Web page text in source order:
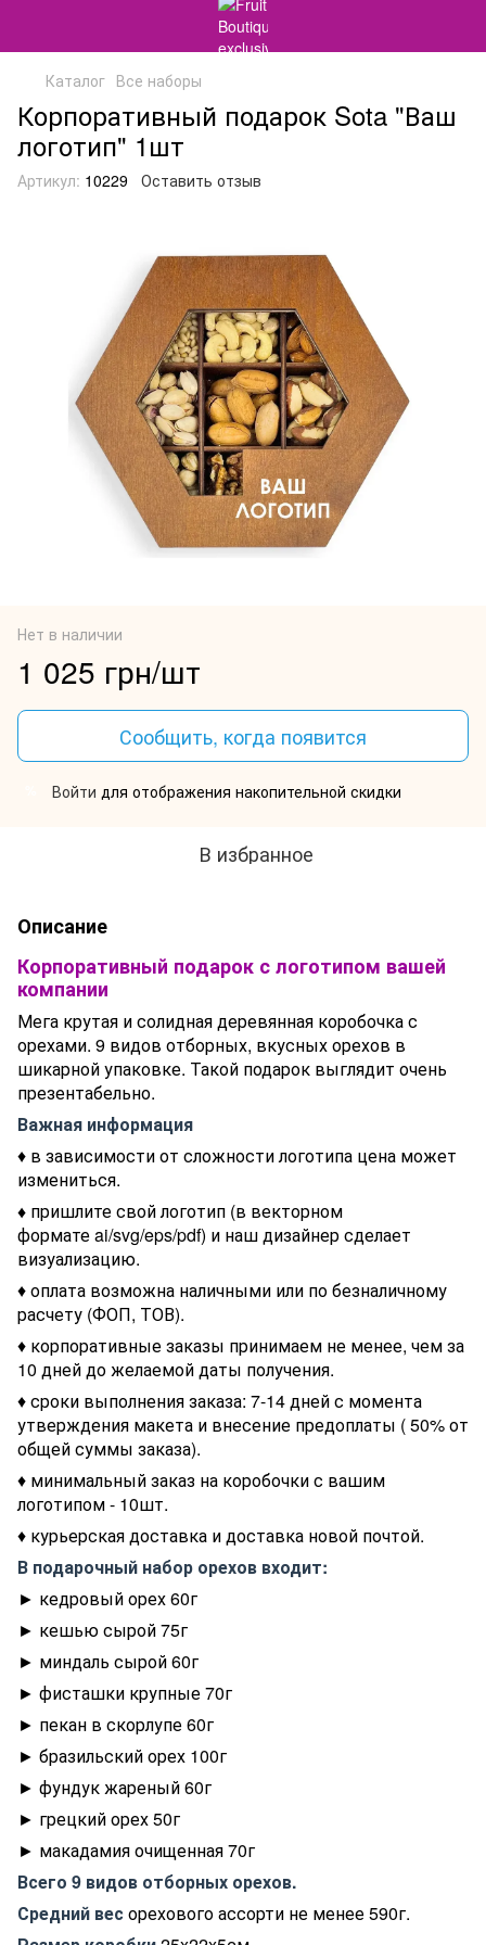
Каталог Все наборы
Корпоративный подарок Sota "Ваш
логотип" 1шт
Артикул: 10229 Оставить отзыв
Нет в наличии
1 025 грн/шт
Сообщить, когда появится
Войти для отображения накопительной скидки
В избранное
Описание
Корпоративный подарок с логотипом вашей
компании
Мега крутая и солидная деревянная коробочка с
орехами. 9 видов отборных, вкусных орехов в
шикарной упаковке. Такой подарок выглядит очень
презентабельно.
Важная информация
♦ в зависимости от сложности логотипа цена может
измениться.
♦ пришлите свой логотип (в векторном
формате ai/svg/eps/pdf) и наш дизайнер сделает
визуализацию.
♦ оплата возможна наличными или по безналичному
расчету (ФОП, ТОВ).
♦ корпоративные заказы принимаем не менее, чем за
10 дней до желаемой даты получения.
♦ сроки выполнения заказа: 7-14 дней с момента
утверждения макета и внесение предоплаты ( 50% от
общей суммы заказа).
♦ минимальный заказ на коробочки с вашим
логотипом - 10шт.
♦ курьерская доставка и доставка новой почтой.
В подарочный набор орехов входит:
► кедровый орех 60г
► кешью сырой 75г
► миндаль сырой 60г
► фисташки крупные 70г
► пекан в скорлупе 60г
► бразильский орех 100г
► фундук жареный 60г
► грецкий орех 50г
► макадамия очищенная 70г
Всего 9 видов отборных орехов.
Средний весорехового ассорти не менее 590г.